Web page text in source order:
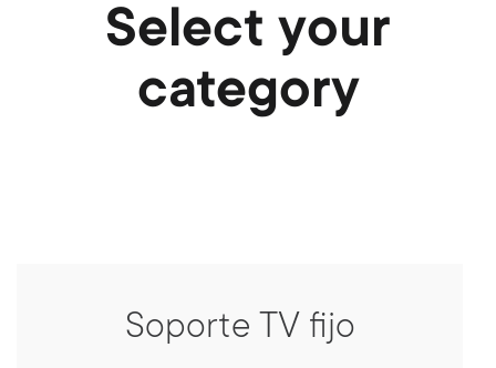
Select your
category
Soporte TV fijo